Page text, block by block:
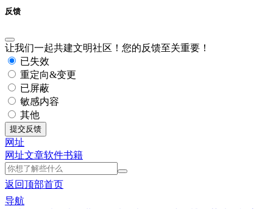
反馈
让我们一起共建文明社区！您的反馈至关重要！
已失效
重定向&变更
已屏蔽
敏感内容
其他
提交反馈
网址
网址文章软件书籍
返回顶部首页
导航